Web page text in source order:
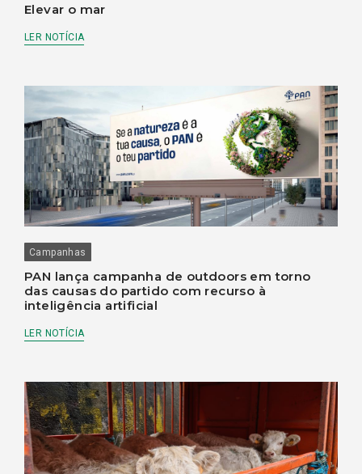
Elevar o mar
LER NOTÍCIA
Campanhas
PAN lança campanha de outdoors em torno
das causas do partido com recurso à
inteligência artificial
LER NOTÍCIA